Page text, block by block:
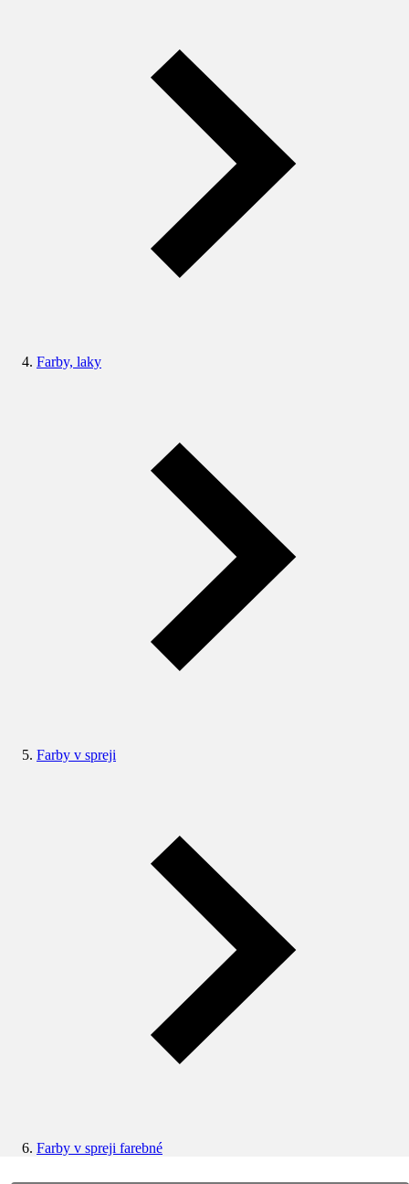
Farby, laky
Farby v spreji
Farby v spreji farebné